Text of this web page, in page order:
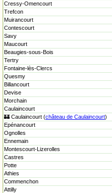
Cressy-Omencourt
Trefcon
Muirancourt
Contescourt
Savy
Maucourt
Beaugies-sous-Bois
Tertry
Fontaine-lès-Clercs
Quesmy
Billancourt
Devise
Morchain
Caulaincourt
🏰 Caulaincourt (château de Caulaincourt)
Epénancourt
Ognolles
Ennemain
Montescourt-Lizerolles
Castres
Potte
Athies
Commenchon
Attilly